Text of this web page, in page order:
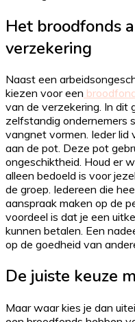
Het broodfonds
verzekering
Naast een
kiezen voor een
van de verzekering. In dit
zelfstandig ondernemers
vangnet vormen. Ieder lid
aan de pot. Deze pot
ongeschiktheid. Houd er
alleen bedoeld is voor
de groep. Iedereen die
aanspraak maken op de
voordeel is dat je een
kunnen betalen. Een
op de goedheid van
De juiste keuze
Maar waar kies je dan